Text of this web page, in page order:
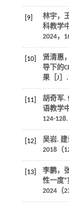
[9] 林宇，
科教学
2024，
[10] 贤清惠
导下的
果［J］.
[11]
胡奇军.
语教学
124-128.
[12] 吴岩. 建
2018（
[13]
李鹏，
性一度”
2024（